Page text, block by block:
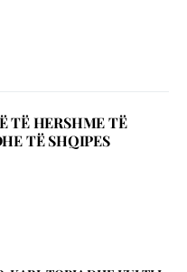
TË HERSHME TË
TË SHQIPES